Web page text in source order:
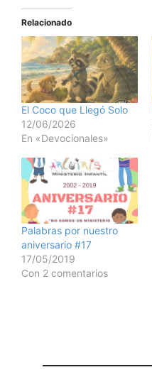
Relacionado
El Coco que Llegó Solo
12/06/2026
En «Devocionales»
Palabras por nuestro
aniversario #17
17/05/2019
Con 2 comentarios